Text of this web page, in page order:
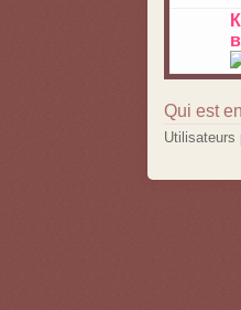
Qui est
Utilisateurs